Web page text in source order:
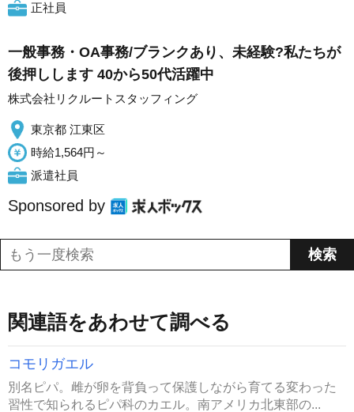
正社員
一般事務・OA事務/ブランクあり、未経験?私たちが
後押しします 40から50代活躍中
株式会社リクルートスタッフィング
東京都 江東区
時給1,564円～
派遣社員
Sponsored by
関連語をあわせて調べる
コモリガエル
別名ピパ。雌が卵を背負って保護しながら育てる変わった
習性で知られるピパ科のカエル。南アメリカ北東部の...